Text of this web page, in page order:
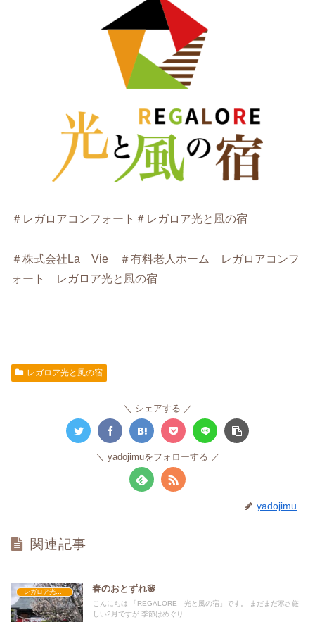
＃レガロアコンフォート ＃レガロア光と風の宿
＃株式会社La Vie ＃有料老人ホーム レガロアコンフ
ォート レガロア光と風の宿
レガロア光と風の宿
シェアする
yadojimuをフォローする
yadojimu
関連記事
レガロア光と風の宿 春のおとずれ🌸
こんにちは 「REGALORE 光と風の宿」です。 まだまだ寒さ厳
しい2月ですが 季節はめぐり...